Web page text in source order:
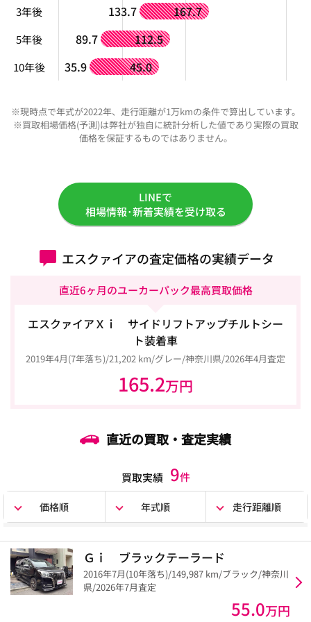
3年後 133.7 167.7
5年後 89.7 112.5
10年後 35.9 45.0
※現時点で年式が2022年、走行距離が1万kmの条件で算出しています。
※買取相場価格(予測)は弊社が独自に統計分析した値であり実際の買取
価格を保証するものではありません。
LINEで
相場情報･新着実績を受け取る
エスクァイアの査定価格の実績データ
直近6ヶ月のユーカーパック最高買取価格
エスクァイアＸｉ サイドリフトアップチルトシー
ト装着車
2019年4月(7年落ち)/21,202 km/グレー/神奈川県/2026年4月査定
165.2万円
直近の買取・査定実績
買取実績 9件
価格順 年式順 走行距離順
Ｇｉ ブラックテーラード
2016年7月(10年落ち)/149,987 km/ブラック/神奈川
県/2026年7月査定
55.0万円